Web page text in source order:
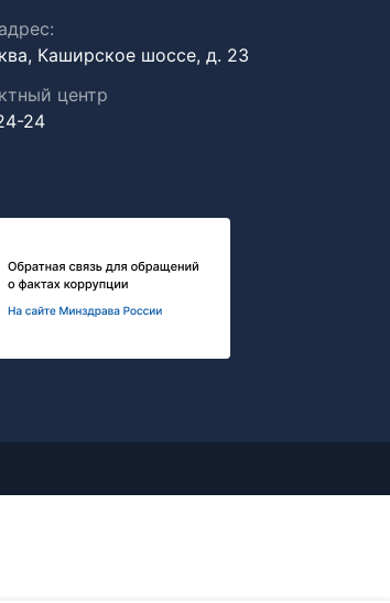
Каширское шоссе, д. 23
центр
24